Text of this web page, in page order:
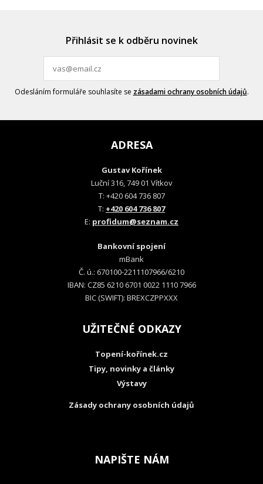
Přihlásit se k odběru novinek
Odesláním formuláře souhlasíte se zásadami ochrany osobních údajů.
ADRESA
Gustav Kořínek
Luční 316, 749 01 Vítkov
T: +420 604 736 807
T: +420 604 736 807
E: profidum@seznam.cz
Bankovní spojení
mBank
Č. ú.: 670100-2211107966/6210
IBAN: CZ85 6210 6701 0022 1110 7966
BIC (SWIFT): BREXCZPPXXX
UŽITEČNÉ ODKAZY
Topení-kořínek.cz
Tipy, novinky a články
Výstavy
Zásady ochrany osobních údajů
NAPIŠTE NÁM